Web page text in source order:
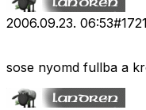
2006.09.23. 06:53#1721
sose nyomd fullba a